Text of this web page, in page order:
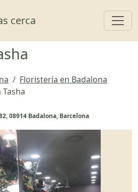
cerca
Floristería en Badalona
08914 Badalona, Barcelona